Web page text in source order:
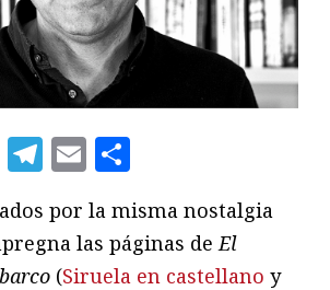
Twitter
Telegram
Email
por la misma nostalgia
las páginas de El
(Siruela en castellano y